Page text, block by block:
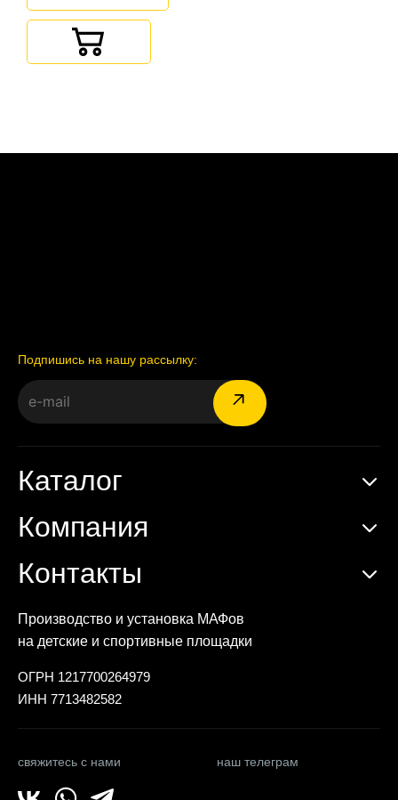
Подпишись на нашу рассылку:
Производство и установка МАФов
на детские и спортивные площадки
ОГРН 1217700264979
ИНН 7713482582
свяжитесь с нами наш телеграм
Каталог
Компания
Контакты